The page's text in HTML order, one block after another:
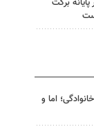
اما و